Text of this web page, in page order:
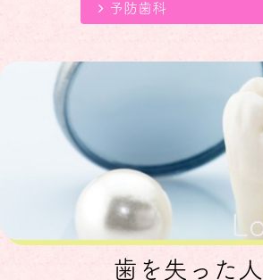
たします。
詳細は採用ページをご覧く
https://ozawashika.net/
皆さまのご応募をお待ちして
2025.10.28
【年末年始休暇のお知らせ
下記日程が休診となります。
２０２５年１２月２８日～２
※１月５日(月)～通常通り診
予防歯科
歯を失った